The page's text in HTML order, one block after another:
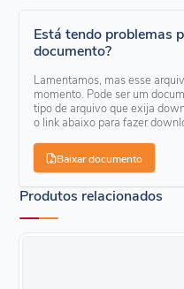
Está tendo problemas
documento?
Lamentamos, mas esse
momento. Pode ser um
tipo de arquivo que exija
o link abaixo para fazer
Baixar documento
Produtos relacionados